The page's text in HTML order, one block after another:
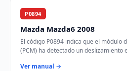
P0894
Mazda Mazda6 2008
El código P0894 indica que el módulo
(PCM) ha detectado un deslizamiento
Ver manual →